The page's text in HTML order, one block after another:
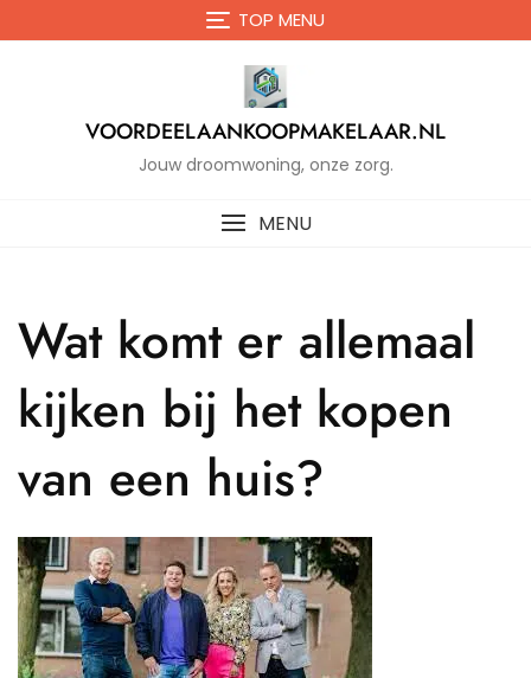
de
TOP MENU
VOORDEELAANKOOPMAKELAAR.NL
Jouw droomwoning, onze zorg.
MENU
Wat komt er allemaal
kijken bij het kopen
van een huis?